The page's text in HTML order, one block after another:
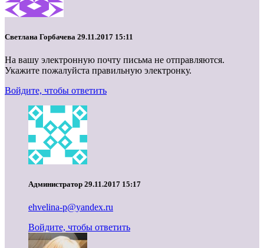
Светлана Горбачева 29.11.2017 15:11
На вашу электронную почту письма не отправляются.
Укажите пожалуйста правильную электронку.
Войдите, чтобы ответить
Администратор 29.11.2017 15:17
ehvelina-p@yandex.ru
Войдите, чтобы ответить